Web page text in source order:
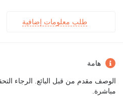
طلب معلومات إضافية
هامة
الوصف مقدم من قبل البائع. الرجاء
مباشرة.